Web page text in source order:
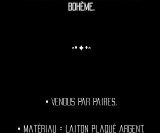
bohème.
◦•✦•◦
• Vendus par paires.
• Matériau = Laiton plaqué argent.